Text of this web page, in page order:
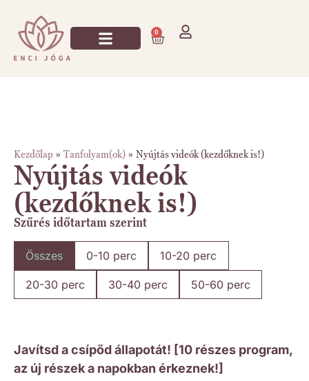
0
Kezdőlap » Tanfolyam(ok) » Nyújtás videók (kezdőknek is!)
Nyújtás videók
(kezdőknek is!)
Szűrés időtartam szerint
Összes 0-10 perc 10-20 perc
20-30 perc 30-40 perc 50-60 perc
Javítsd a csípőd állapotát! [10 részes program,
az új részek a napokban érkeznek!]